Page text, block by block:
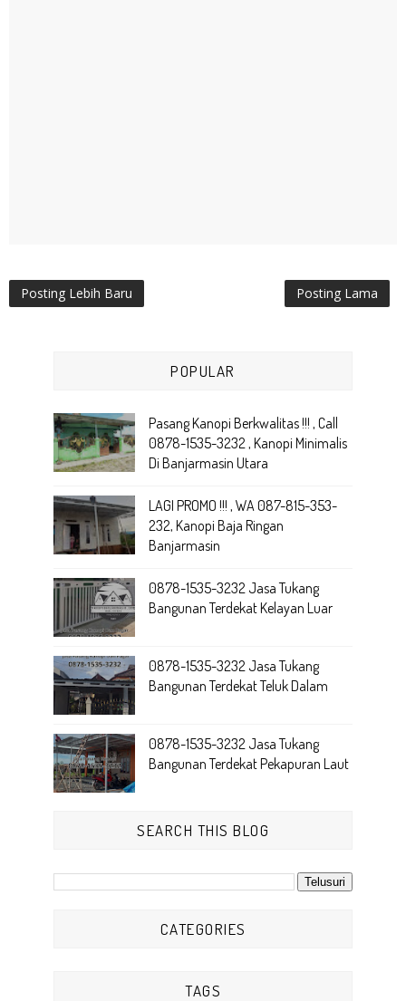
Posting Lebih Baru Posting Lama
POPULAR
Pasang Kanopi Berkwalitas !!! , Call
0878-1535-3232 , Kanopi Minimalis
Di Banjarmasin Utara
LAGI PROMO !!! , WA 087-815-353-
232, Kanopi Baja Ringan
Banjarmasin
0878-1535-3232 Jasa Tukang
Bangunan Terdekat Kelayan Luar
0878-1535-3232 Jasa Tukang
Bangunan Terdekat Teluk Dalam
0878-1535-3232 Jasa Tukang
Bangunan Terdekat Pekapuran Laut
SEARCH THIS BLOG
CATEGORIES
TAGS